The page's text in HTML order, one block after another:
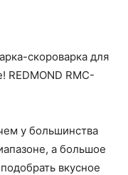
скороварка для
RMC-
у большинства
а большое
вкусное